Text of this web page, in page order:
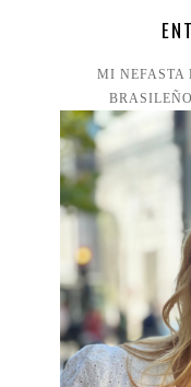
MI NEFASTA